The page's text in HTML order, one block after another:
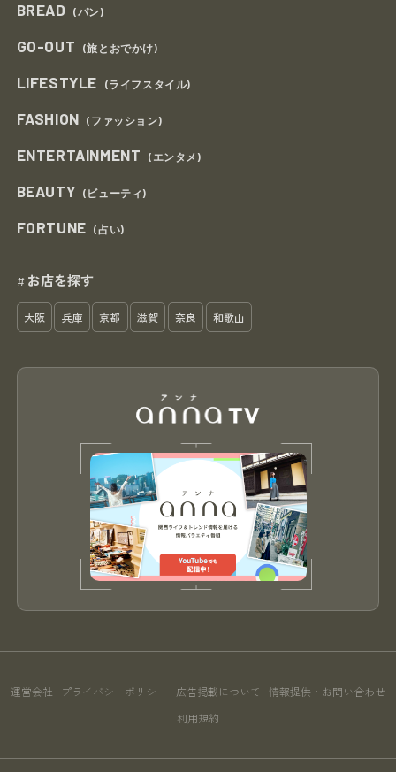
BREAD (パン)
GO-OUT (旅とおでかけ)
LIFESTYLE (ライフスタイル)
FASHION (ファッション)
ENTERTAINMENT (エンタメ)
BEAUTY (ビューティ)
FORTUNE (占い)
# お店を探す
大阪 兵庫 京都 滋賀 奈良 和歌山
運営会社 プライバシーポリシー 広告掲載について 情報提供・お問い合わせ
利用規約